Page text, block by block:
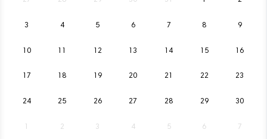
3 4 5 6 7 8 9
10 12 13 14 15 16
17 18 19 20 21 22 23
24 25 26 27 28 29 30
2 3 4 5 6 7